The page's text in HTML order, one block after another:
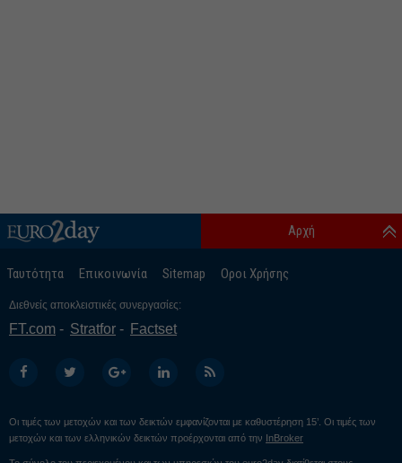
Ταυτότητα Επικοινωνία Sitemap Οροι Χρήσης
Αρχή
Διεθνείς αποκλειστικές συνεργασίες:
FT.com Stratfor Factset
Οι τιμές των μετοχών και των δεικτών εμφανίζονται με καθυστέρηση 15’. Οι τιμές των
μετοχών και των ελληνικών δεικτών προέρχονται από την InBroker